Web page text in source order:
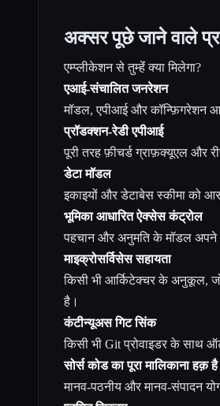
अक्सर पूछे जाने वाले
एम्प्लीकेशन से तुम्हेंं क्या मिलेगा?
एआई-संचालित जनरेशन
मॉडल, एपीआई और कॉन्फ़िगरेशन
प्रॉडक्शन-रेडी एपीआई
पूरी तरह फ़ीचर्ड ग्राफ़क्यूएल और
डेटा मॉडल
इकाइयों और डेटाबेस स्कीमा को
भूमिका आधारित ऐक्सेस कंट्रोल
पहचान और अनुमति के मॉडल
माइक्रोसर्विसेस सहायता
किसी भी आर्किटेक्चर के अनुकूल,
है।
कंटीन्यूअस गिट सिंक
किसी भी Git प्रोवाइडर के साथ
सोर्स कोड का पूरा मालिकाना हक़ है
मानव-पठनीय और मानव-संपादन